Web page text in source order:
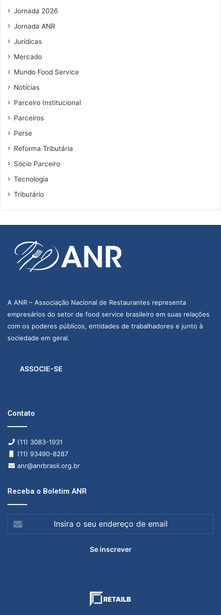
Jornada 2026
Jornada ANR
Jurídicas
Mercado
Mundo Food Service
Notícias
Parceiro Institucional
Parceiros
Perse
Reforma Tributária
Sócio Parceiro
Tecnologia
Tributário
A ANR – Associação Nacional de Restaurantes representa
empresários do setor de food service brasileiro em suas relações
com os poderes públicos, entidades de trabalhadores e junto à
sociedade em geral.
ASSOCIE-SE
Contato
(11) 3083-1931
(11) 93490-8287
anr@anrbrasil.org.br
Receba o Boletim ANR